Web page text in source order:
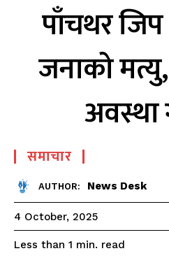
पाँचथर जिप
जनाको
अवस्था
समाचार
AUTHOR: News Desk
4 October, 2025
Less than 1 min. read